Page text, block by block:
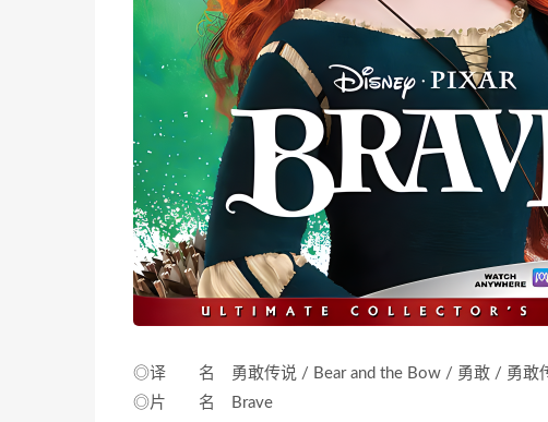
◎译 名 勇敢传说 / Bear and the Bow / 勇敢 / 勇敢传
◎片 名 Brave